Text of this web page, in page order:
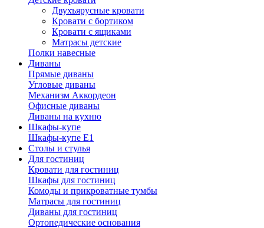
Двухъярусные кровати
Кровати с бортиком
Кровати с ящиками
Матрасы детские
Полки навесные
Диваны
Прямые диваны
Угловые диваны
Механизм Аккордеон
Офисные диваны
Диваны на кухню
Шкафы-купе
Шкафы-купе Е1
Столы и стулья
Для гостиниц
Кровати для гостиниц
Шкафы для гостиниц
Комоды и прикроватные тумбы
Матрасы для гостиниц
Диваны для гостиниц
Ортопедические основания